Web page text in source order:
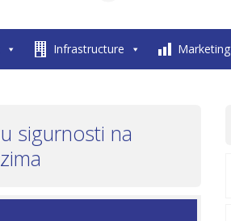
Infrastructure Marketing
sigurnosti na